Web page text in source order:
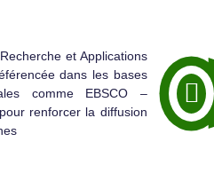
et Applications
dans les bases
comme EBSCO –
renforcer la diffusion